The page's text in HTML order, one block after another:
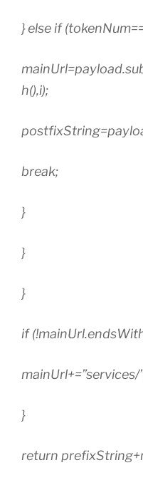
} else if
h(),i);
break;
}
}
}
if
mainUrl+=”services/
}
return